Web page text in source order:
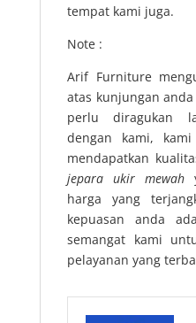
tempat kami juga.
Note :
Arif Furniture
atas kunjungan
perlu diragukan
dengan kami,
mendapatkan
jepara ukir mewah
harga yang
kepuasan anda
semangat kami
pelayanan yang